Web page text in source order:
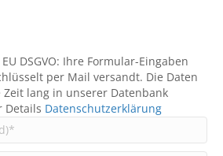
DSGVO: Ihre Formular-Eingaben
per Mail versandt. Die Daten
lang in unserer Datenbank
Details Datenschutzerklärung